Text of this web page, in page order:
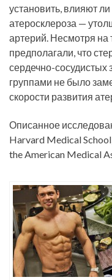
установить, влияют
атеросклероза —
артерий. Несмотря на
предполагали, что
сердечно-
группами не было
скорости развития
Описанное
Harvard Medical
the American Medical